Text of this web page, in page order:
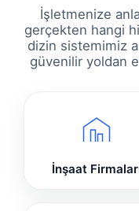
İşletmenize
gerçekten hangi
dizin sistemimiz
güvenilir yoldan
İnşaat